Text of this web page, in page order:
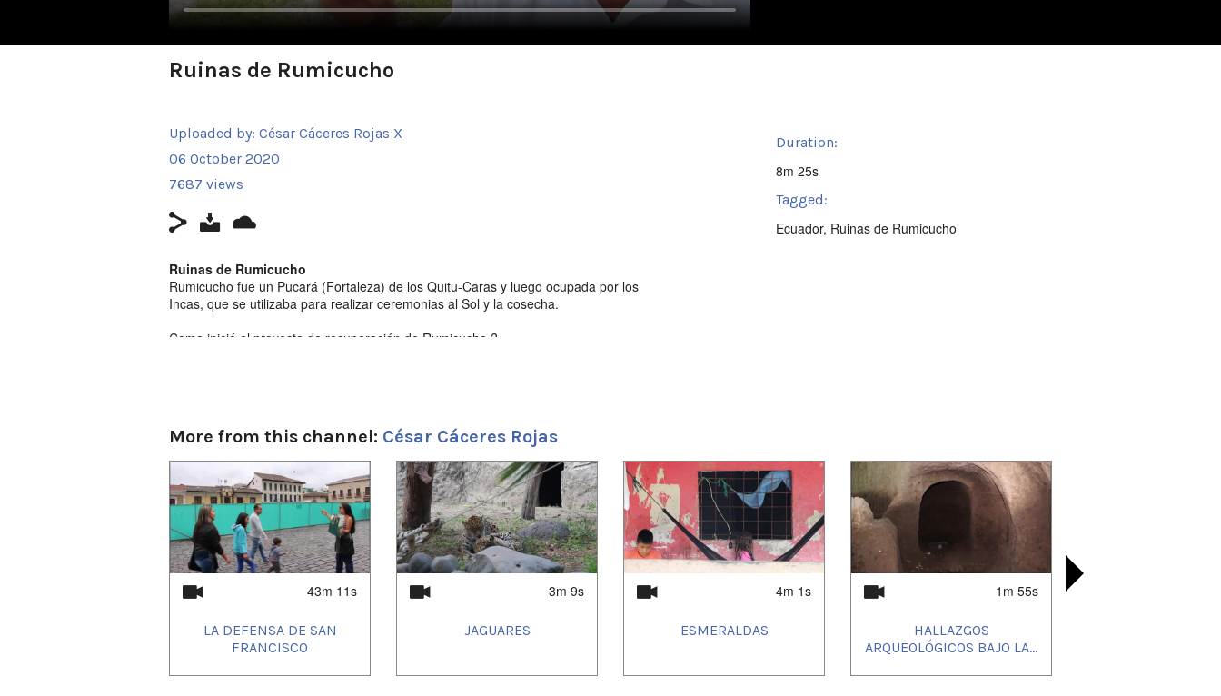
Ruinas de Rumicucho
Uploaded by: César Cáceres Rojas X
06 October 2020
7687 views
Ruinas de Rumicucho
Rumicucho fue un Pucará (Fortaleza) de los Quitu-Caras y luego ocupada por los
Incas, que se utilizaba para realizar ceremonias al Sol y la cosecha.
Como inició el proyecto de recuperación de Rumicucho ?
Quito - Ecuador
Duration:
8m 25s
Tagged:
Ecuador, Ruinas de Rumicucho
More from this channel: César Cáceres Rojas
43m 11s
LA DEFENSA DE SAN
FRANCISCO
3m 9s
JAGUARES
4m 1s
ESMERALDAS
1m 55s
HALLAZGOS
ARQUEOLÓGICOS BAJO LA...